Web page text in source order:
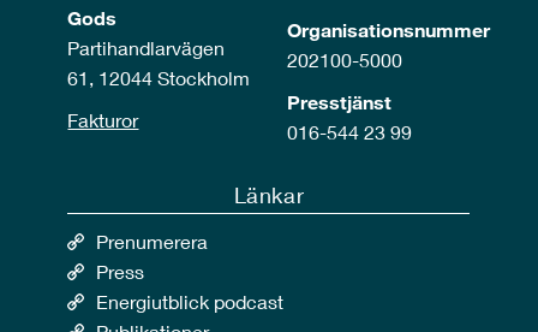
Gods
Partihandlarvägen
61, 12044 Stockholm
Fakturor
Organisationsnummer
202100-5000
Presstjänst
016-544 23 99
Länkar
Prenumerera
Press
Energiutblick podcast